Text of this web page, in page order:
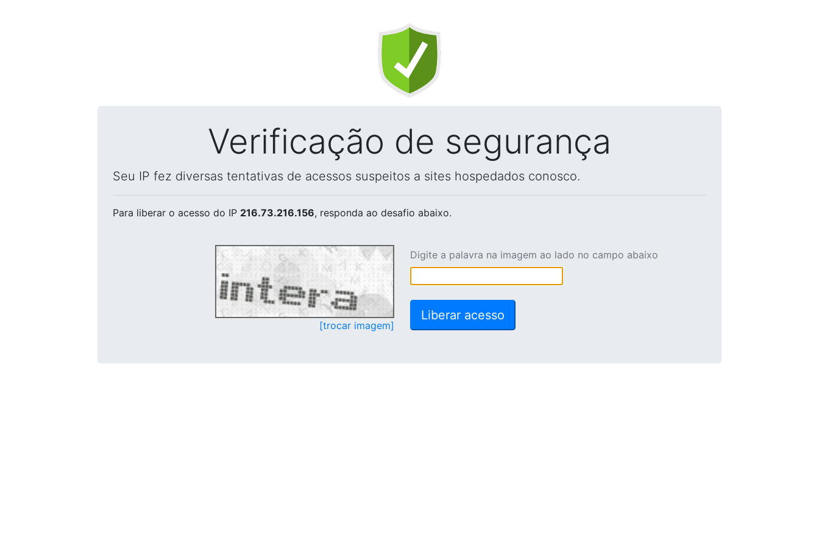
Verificação de segurança
Seu IP fez diversas tentativas de acessos suspeitos a sites hospedados conosco.
Para liberar o acesso do IP 216.73.216.156, responda ao desafio abaixo.
[trocar imagem]
Digite a palavra na imagem ao lado no campo abaixo